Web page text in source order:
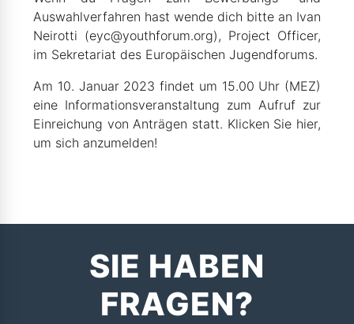
Auswahlverfahren hast wende dich bitte an Ivan
Neirotti (eyc@youthforum.org), Project Officer,
im Sekretariat des Europäischen Jugendforums.
Am 10. Januar 2023 findet um 15.00 Uhr (MEZ)
eine Informationsveranstaltung zum Aufruf zur
Einreichung von Anträgen statt. Klicken Sie hier,
um sich anzumelden!
SIE HABEN
FRAGEN?